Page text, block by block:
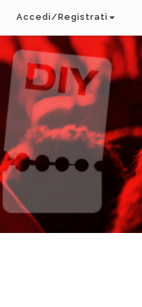
Accedi/Registrati